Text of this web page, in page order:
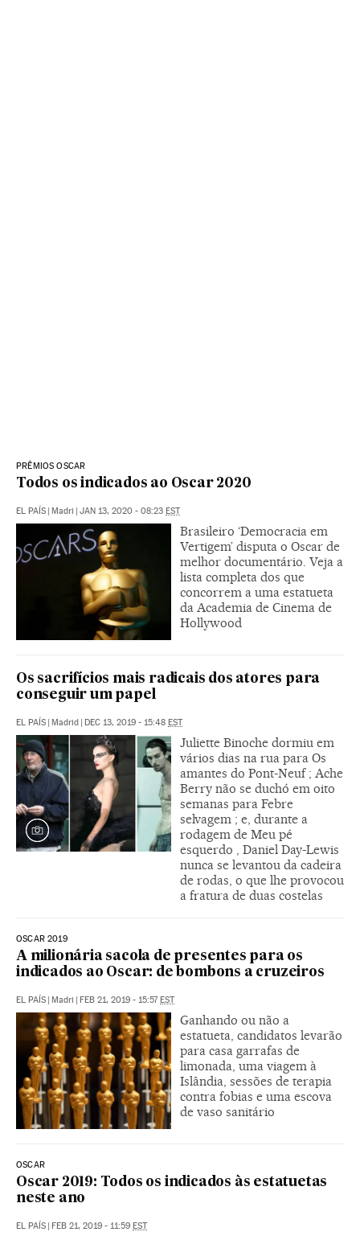
PRÊMIOS OSCAR
Todos os indicados ao Oscar 2020
EL PAÍS Madri JAN 13, 2020 - 08:23 EST
Brasileiro ‘Democracia em
Vertigem’ disputa o Oscar de
melhor documentário. Veja a
lista completa dos que
concorrem a uma estatueta
da Academia de Cinema de
Hollywood
Os sacrifícios mais radicais dos atores para
conseguir um papel
EL PAÍS Madrid DEC 13, 2019 - 15:48 EST
Juliette Binoche dormiu em
vários dias na rua para Os
amantes do Pont-Neuf ; Ache
Berry não se duchó em oito
semanas para Febre
selvagem ; e, durante a
rodagem de Meu pé
esquerdo , Daniel Day-Lewis
nunca se levantou da cadeira
de rodas, o que lhe provocou
a fratura de duas costelas
OSCAR 2019
A milionária sacola de presentes para os
indicados ao Oscar: de bombons a cruzeiros
EL PAÍS Madri FEB 21, 2019 - 15:57 EST
Ganhando ou não a
estatueta, candidatos levarão
para casa garrafas de
limonada, uma viagem à
Islândia, sessões de terapia
contra fobias e uma escova
de vaso sanitário
OSCAR
Oscar 2019: Todos os indicados às estatuetas
neste ano
EL PAÍS FEB 21, 2019 - 11:59 EST